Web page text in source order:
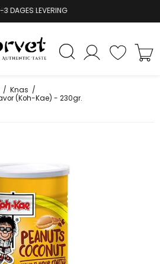
3 DAGES LEVERING
/ Knas /
(Koh-Kae) - 230gr.